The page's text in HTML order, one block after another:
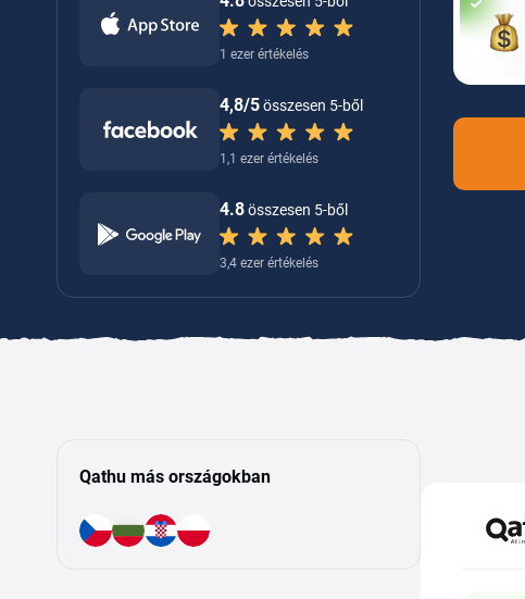
1 ezer értékelés
4,8/5összesen 5-ből
1,1 ezer értékelés
4.8összesen 5-ből
3,4 ezer értékelés
Qathu más országokban